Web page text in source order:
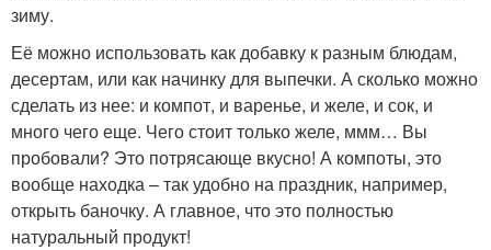
Рецепты в домашних
условиях
зиму.
Её можно использовать как добавку к разным блюдам,
десертам, или как начинку для выпечки. А сколько можно
сделать из нее: и компот, и варенье, и желе, и сок, и
много чего еще. Чего стоит только желе, ммм… Вы
пробовали? Это потрясающе вкусно! А компоты, это
вообще находка – так удобно на праздник, например,
открыть баночку. А главное, что это полностью
натуральный продукт!